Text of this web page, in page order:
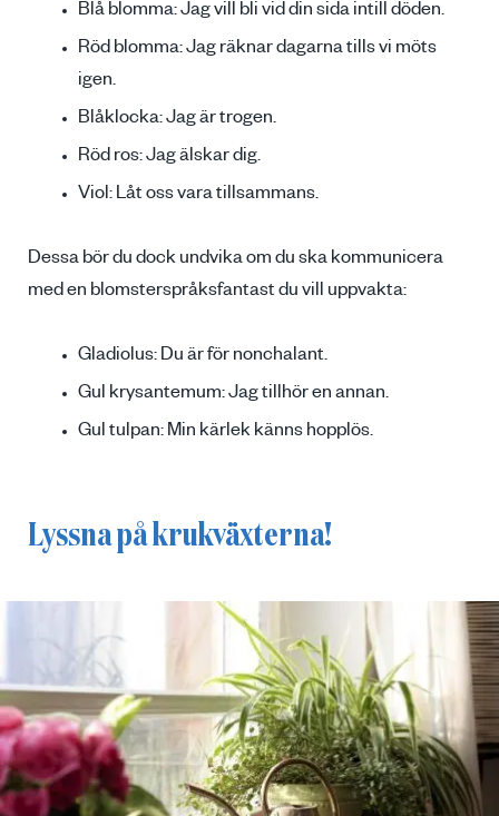
Blå blomma: Jag vill bli vid din sida intill döden.
Röd blomma: Jag räknar dagarna tills vi möts
igen.
Blåklocka: Jag är trogen.
Röd ros: Jag älskar dig.
Viol: Låt oss vara tillsammans.
Dessa bör du dock undvika om du ska kommunicera
med en blomsterspråksfantast du vill uppvakta:
Gladiolus: Du är för nonchalant.
Gul krysantemum: Jag tillhör en annan.
Gul tulpan: Min kärlek känns hopplös.
Lyssna på krukväxterna!